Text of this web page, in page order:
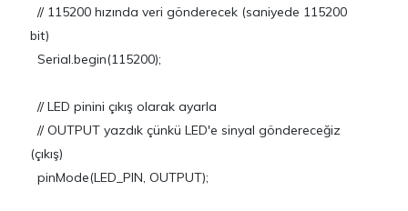
// 115200 hızında veri gönderecek (saniyede 115200
bit)
Serial.begin(115200);
// LED pinini çıkış olarak ayarla
// OUTPUT yazdık çünkü LED'e sinyal göndereceğiz
(çıkış)
pinMode(LED_PIN, OUTPUT);